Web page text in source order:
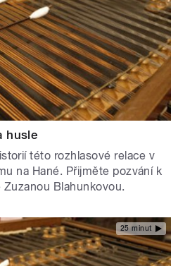
husle
této rozhlasové relace v
na Hané. Přijměte pozvání k
Blahunkovou.
25 minut